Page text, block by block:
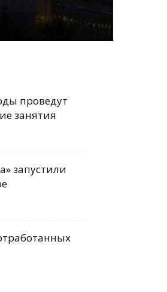
проведут
занятия
запустили